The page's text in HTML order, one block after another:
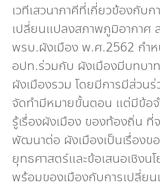
เวทีเสวนาภาคีที่เกี่ยวข้องกับก
เปลี่ยนแปลงสภาพภูมิอากาศ
พรบ.ผังเมือง พ.ศ.2562 กำ
อปท.ร่วมกับ ผังเมืองมีบทบา
ผังเมืองรวม โดยมีการมีส่วน
จัดทำมีหมายขั้นตอน แต่มีข้อจ
รู้เรื่องผังเมือง ของท้องถิ่น ที่
พัฒนาต่อ ผังเมืองเป็นเรื่อง
ยุทธศาสตร์และข้อเสนอเชิงน
พร้อมของเมืองกับการเปลี่ย